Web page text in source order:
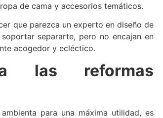
de cama y accesorios temáticos.
que parezca un experto en diseño de
separarte, pero no encajan en
acogedor y ecléctico.
las reformas
para una máxima utilidad, es